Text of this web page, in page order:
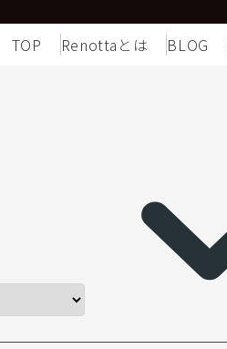
TOP Renottaとは BLOG